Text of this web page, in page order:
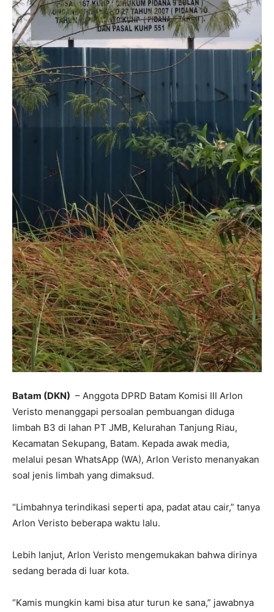
Batam (DKN) – Anggota DPRD Batam Komisi III Arlon
Veristo menanggapi persoalan pembuangan diduga
limbah B3 di lahan PT JMB, Kelurahan Tanjung Riau,
Kecamatan Sekupang, Batam. Kepada awak media,
melalui pesan WhatsApp (WA), Arlon Veristo menanyakan
soal jenis limbah yang dimaksud.
“Limbahnya terindikasi seperti apa, padat atau cair,” tanya
Arlon Veristo beberapa waktu lalu.
Lebih lanjut, Arlon Veristo mengemukakan bahwa dirinya
sedang berada di luar kota.
“Kamis mungkin kami bisa atur turun ke sana,” jawabnya